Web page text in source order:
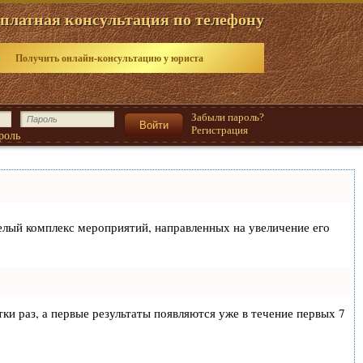
консультация по телефону
Получить онлайн-консультацию у юриста
Забыли пароль?
Регистрация
комплекс мероприятий, направленных на увеличение его
раз, а первые результаты появляются уже в течение первых 7